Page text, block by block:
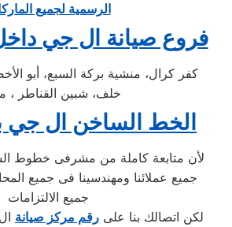
الرسمية لجميع
فروع صيانة ال جي
كفر كرال، منشية بركة السبع، أبو
خلف، شبين القناطر ،
الخط الساخن ال جي
لأن متابعة كاملة من مشرفى خطوط
جميع عملائنا ومهندسينا فى جميع
جميع الالتزامات
لكن اتصالك بنا على رقم مركز صيانة